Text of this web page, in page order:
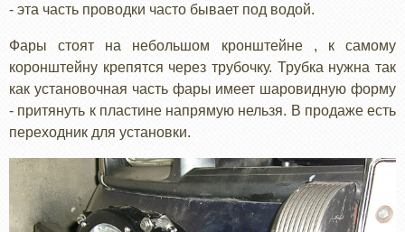
- эта часть проводки часто бывает под водой.
Фары стоят на небольшом кронштейне , к самому
коронштейну крепятся через трубочку. Трубка нужна так
как установочная часть фары имеет шаровидную форму
- притянуть к пластине напрямую нельзя. В продаже есть
переходник для установки.